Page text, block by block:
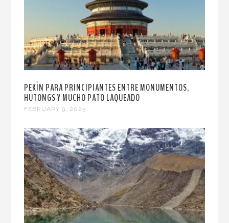
PEKÍN PARA PRINCIPIANTES ENTRE MONUMENTOS,
HUTONGS Y MUCHO PATO LAQUEADO
FEBRUARY 9, 2025